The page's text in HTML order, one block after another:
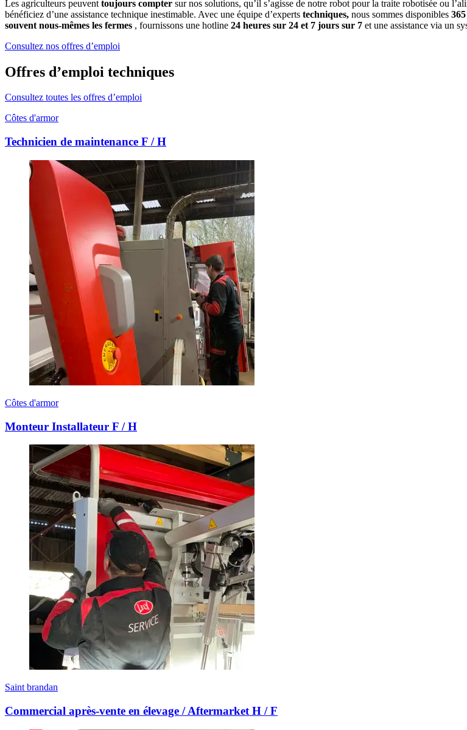
Les agriculteurs peuvent toujours compter sur nos solutions, qu’il s’agisse de notre robot pour la traite robotisée ou
bénéficiez d’une assistance technique inestimable. Avec une équipe d’experts techniques, nous sommes disponibles
souvent nous-mêmes les fermes , fournissons une hotline 24 heures sur 24 et 7 jours sur 7 et une assistance via un
Consultez nos offres d’emploi
Offres d’emploi techniques
Consultez toutes les offres d’emploi
Côtes d'armor
Technicien de maintenance F / H
Côtes d'armor
Monteur Installateur F / H
Saint brandan
Commercial après-vente en élevage / Aftermarket H / F